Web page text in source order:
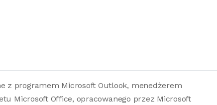
z programem Microsoft Outlook, menedżerem
Microsoft Office, opracowanego przez Microsoft